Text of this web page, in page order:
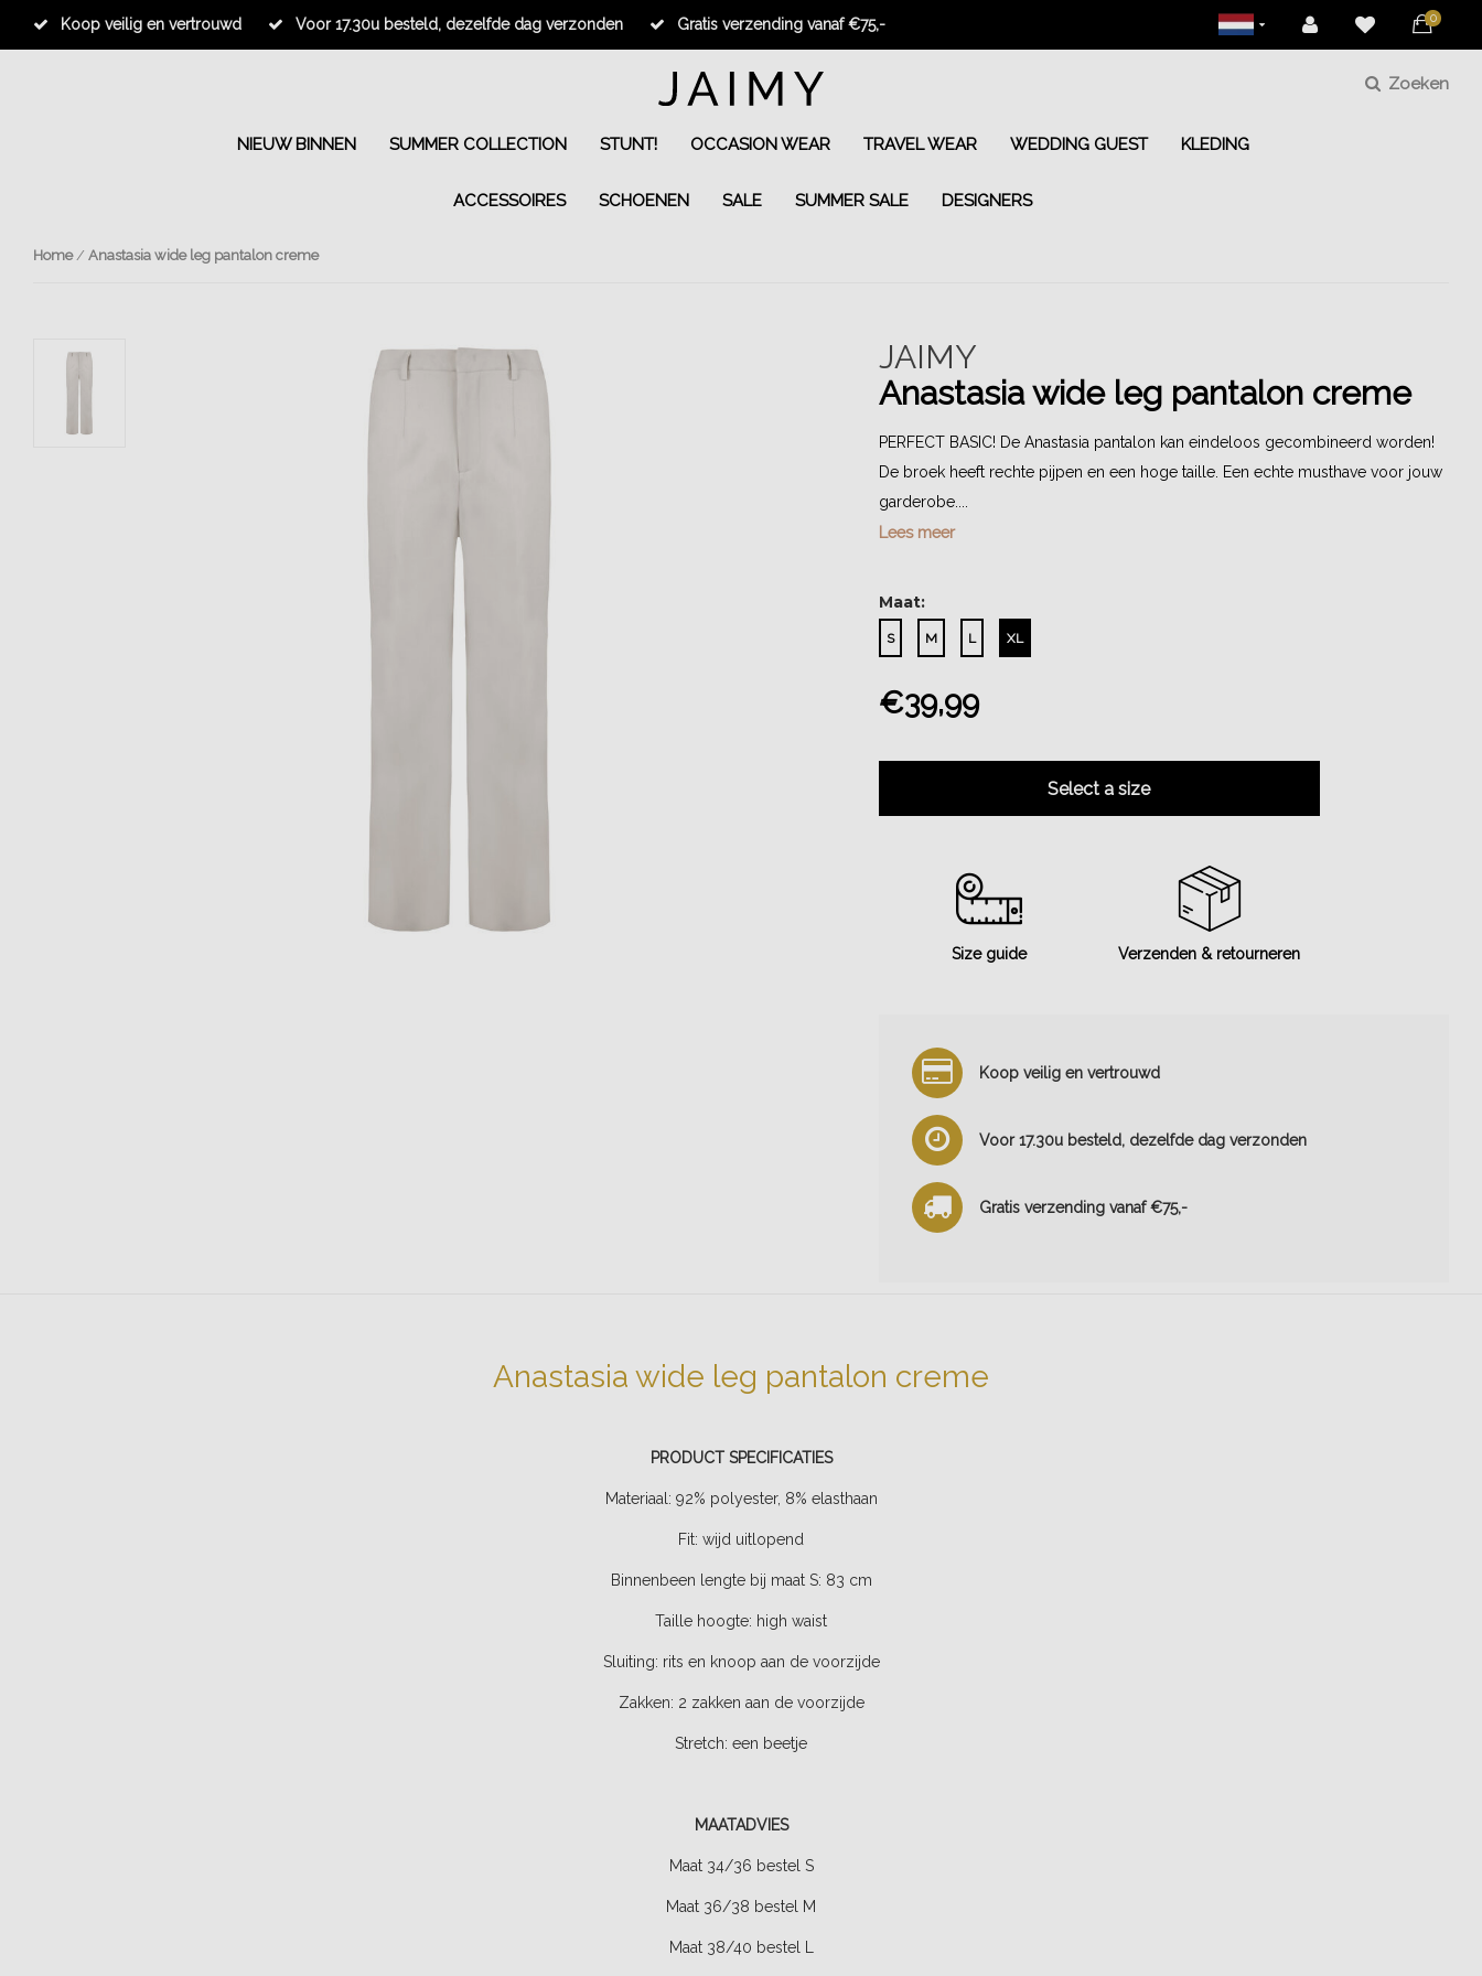
Koop veilig en vertrouwd Voor 17.30u besteld, dezelfde dag verzonden Gratis verzending vanaf €75,- 0
Zoeken
NIEUW BINNEN SUMMER COLLECTION STUNT! OCCASION WEAR TRAVEL WEAR WEDDING GUEST KLEDING
ACCESSOIRES SCHOENEN SALE SUMMER SALE DESIGNERS
Home/ Anastasia wide leg pantalon creme
JAIMY
Anastasia wide leg pantalon creme
PERFECT BASIC! De Anastasia pantalon kan eindeloos gecombineerd worden!
De broek heeft rechte pijpen en een hoge taille. Een echte musthave voor jouw
garderobe....
Lees meer
Maat:
S M L XL
€39,99
Select a size
Size guide Verzenden & retourneren
Koop veilig en vertrouwd
Voor 17.30u besteld, dezelfde dag verzonden
Gratis verzending vanaf €75,-
Anastasia wide leg pantalon creme
PRODUCT SPECIFICATIES
Materiaal: 92% polyester, 8% elasthaan
Fit: wijd uitlopend
Binnenbeen lengte bij maat S: 83 cm
Taille hoogte: high waist
Sluiting: rits en knoop aan de voorzijde
Zakken: 2 zakken aan de voorzijde
Stretch: een beetje
MAATADVIES
Maat 34/36 bestel S
Maat 36/38 bestel M
Maat 38/40 bestel L